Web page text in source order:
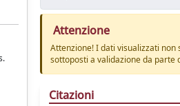
Attenzione
Attenzione! I dati visualizzati non
sottoposti a validazione da parte
Citazioni